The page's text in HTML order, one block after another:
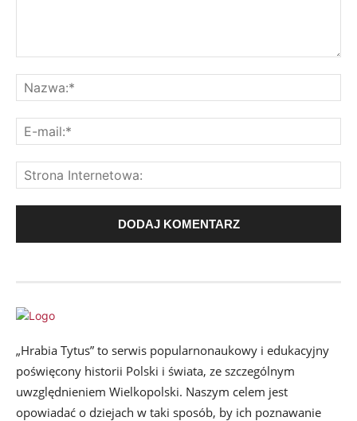
„Hrabia Tytus” to serwis popularnonaukowy i edukacyjny
poświęcony historii Polski i świata, ze szczególnym
uwzględnieniem Wielkopolski. Naszym celem jest
opowiadać o dziejach w taki sposób, by ich poznawanie